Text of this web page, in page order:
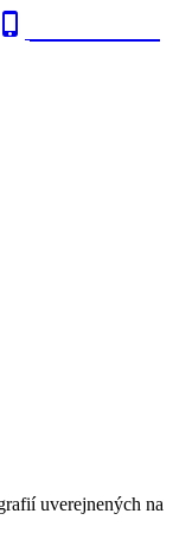

uverejnených na